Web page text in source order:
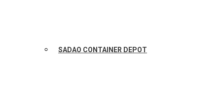
SADAO CONTAINER DEPOT